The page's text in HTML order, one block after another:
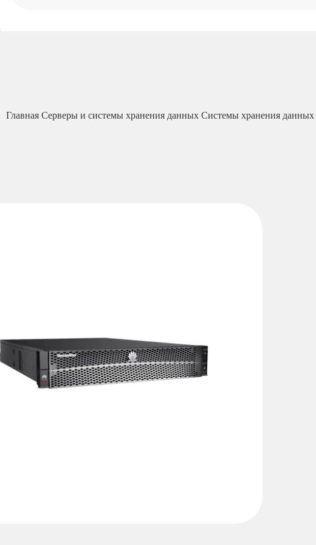
Главная Серверы и системы хранения данных Системы хранения данных